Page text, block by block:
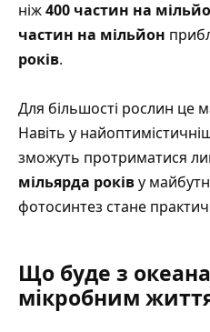
ніж400 частин на
частин на мільйон
років.
Для більшості рослин це
Навіть у
зможуть протриматися
мільярда роківу
фотосинтез стане
Що буде з
мікробним